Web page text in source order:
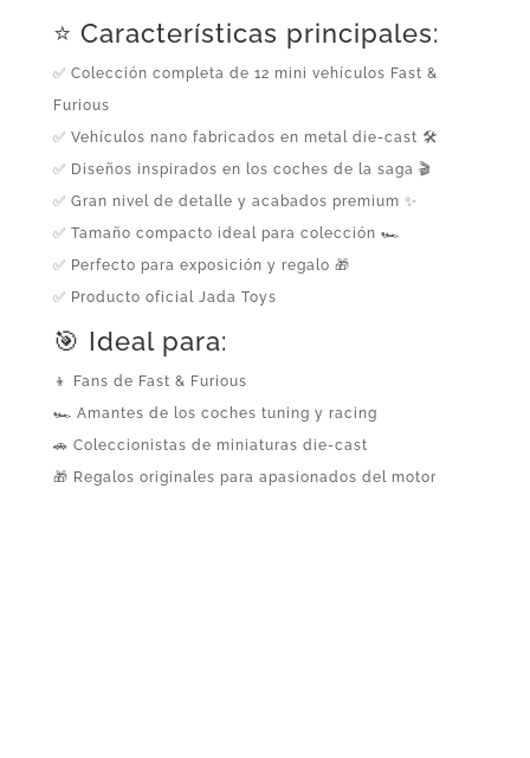
⭐ Características principales:
✅ Colección completa de 12 mini vehículos Fast &
Furious
✅ Vehículos nano fabricados en metal die-cast 🛠️
✅ Diseños inspirados en los coches de la saga 🎬
✅ Gran nivel de detalle y acabados premium ✨
✅ Tamaño compacto ideal para colección 🏎️
✅ Perfecto para exposición y regalo 🎁
✅ Producto oficial Jada Toys
🎯 Ideal para:
👦 Fans de Fast & Furious
🏎️ Amantes de los coches tuning y racing
🚗 Coleccionistas de miniaturas die-cast
🎁 Regalos originales para apasionados del motor